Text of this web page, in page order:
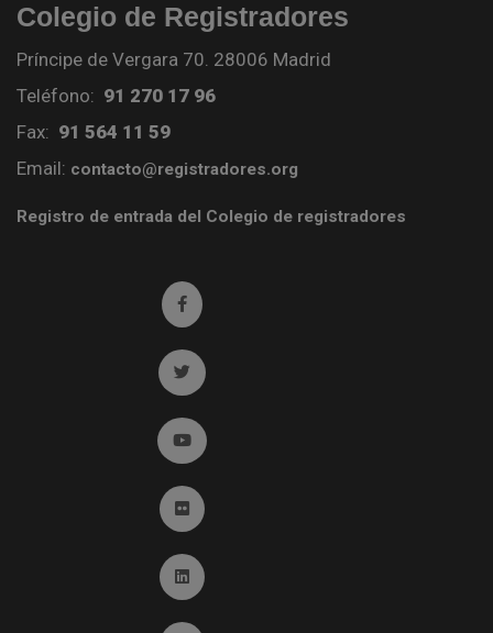
Colegio de Registradores
Príncipe de Vergara 70. 28006 Madrid
Teléfono: 91 270 17 96
Fax: 91 564 11 59
Email: contacto@registradores.org
Registro de entrada del Colegio de registradores
Ir a facebook (abre en ventana nueva)
Ir a twitter (abre en ventana nueva)
Ir a YouTube (abre en ventana nueva)
Ir a Flickr (abre en ventana nueva)
Ir a Linkedin (abre en ventana nueva)